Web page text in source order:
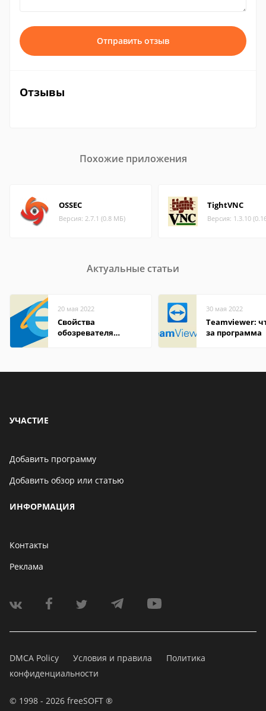
Отправить отзыв
Отзывы
Похожие приложения
OSSEC
Версия: 2.7.1 (0.8 МБ)
TightVNC
Версия: 1.3.10
Актуальные статьи
20 мая 2022
Свойства
обозревателя
30 мая 2022
Teamviewer:
за программа
УЧАСТИЕ
Добавить программу
Добавить обзор или статью
ИНФОРМАЦИЯ
Контакты
Реклама
DMCA Policy Условия и правила
Политика
конфиденциальности
© 1998 - 2026 freeSOFT ®